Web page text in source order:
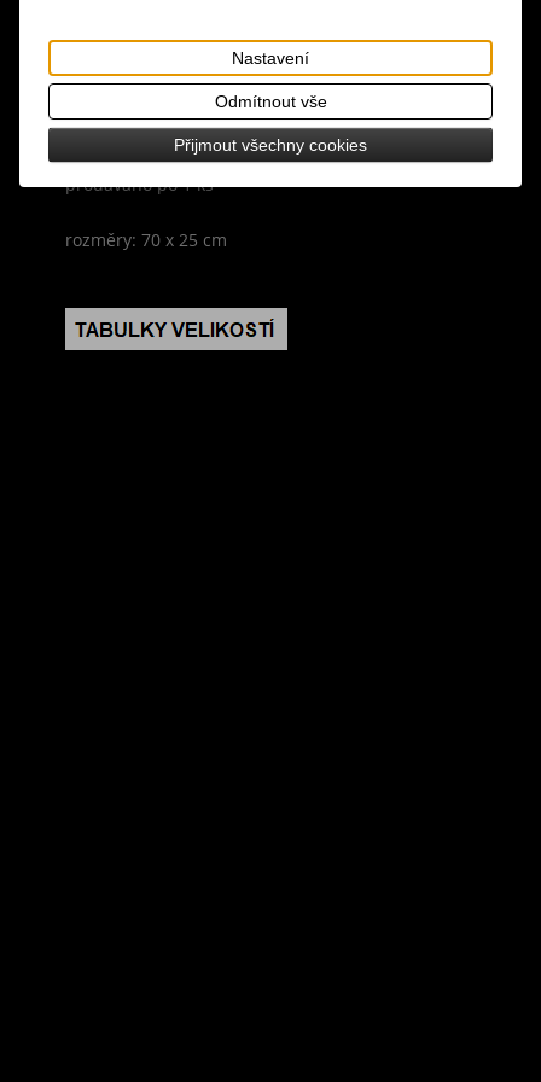
materiál: 100% polyester
design: měkký polštářek, který má ze spodní
strany otvor, do kterého se vloží ruka, na polštářek
si dáte hlavu a můžete tak nerušeně odpočívat,
prodáváno po 1 ks
rozměry: 70 x 25 cm
Nastavení
Odmítnout vše
Přijmout všechny cookies